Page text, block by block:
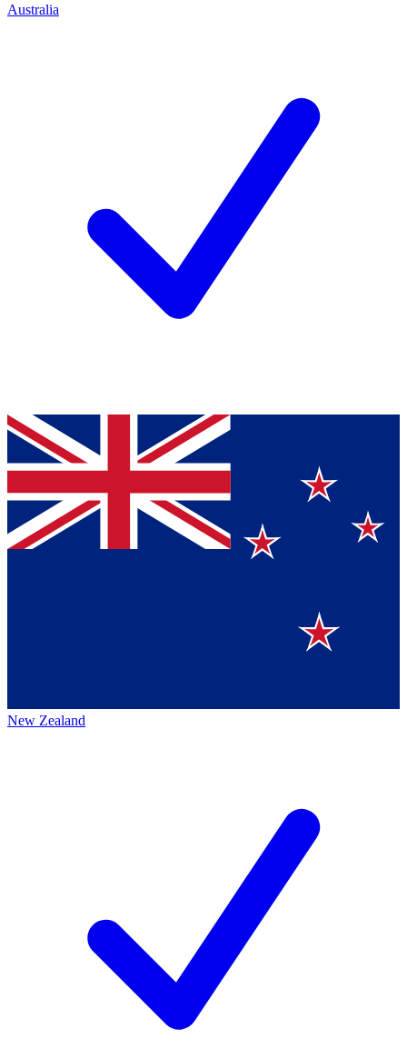
Australia
New Zealand